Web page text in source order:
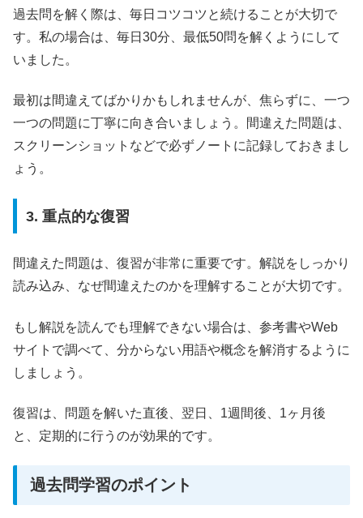
過去問を解く際は、毎日コツコツと続けることが大切で
す。私の場合は、毎日30分、最低50問を解くようにして
いました。
最初は間違えてばかりかもしれませんが、焦らずに、一つ
一つの問題に丁寧に向き合いましょう。間違えた問題は、
スクリーンショットなどで必ずノートに記録しておきまし
ょう。
3. 重点的な復習
間違えた問題は、復習が非常に重要です。解説をしっかり
読み込み、なぜ間違えたのかを理解することが大切です。
もし解説を読んでも理解できない場合は、参考書やWeb
サイトで調べて、分からない用語や概念を解消するように
しましょう。
復習は、問題を解いた直後、翌日、1週間後、1ヶ月後
と、定期的に行うのが効果的です。
過去問学習のポイント